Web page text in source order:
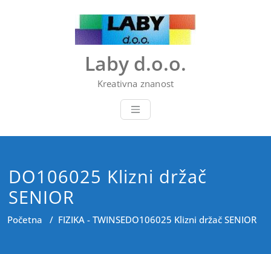
Laby d.o.o.
Kreativna znanost
DO106025 Klizni držač
SENIOR
Početna / FIZIKA - TWINSEDO106025 Klizni držač SENIOR